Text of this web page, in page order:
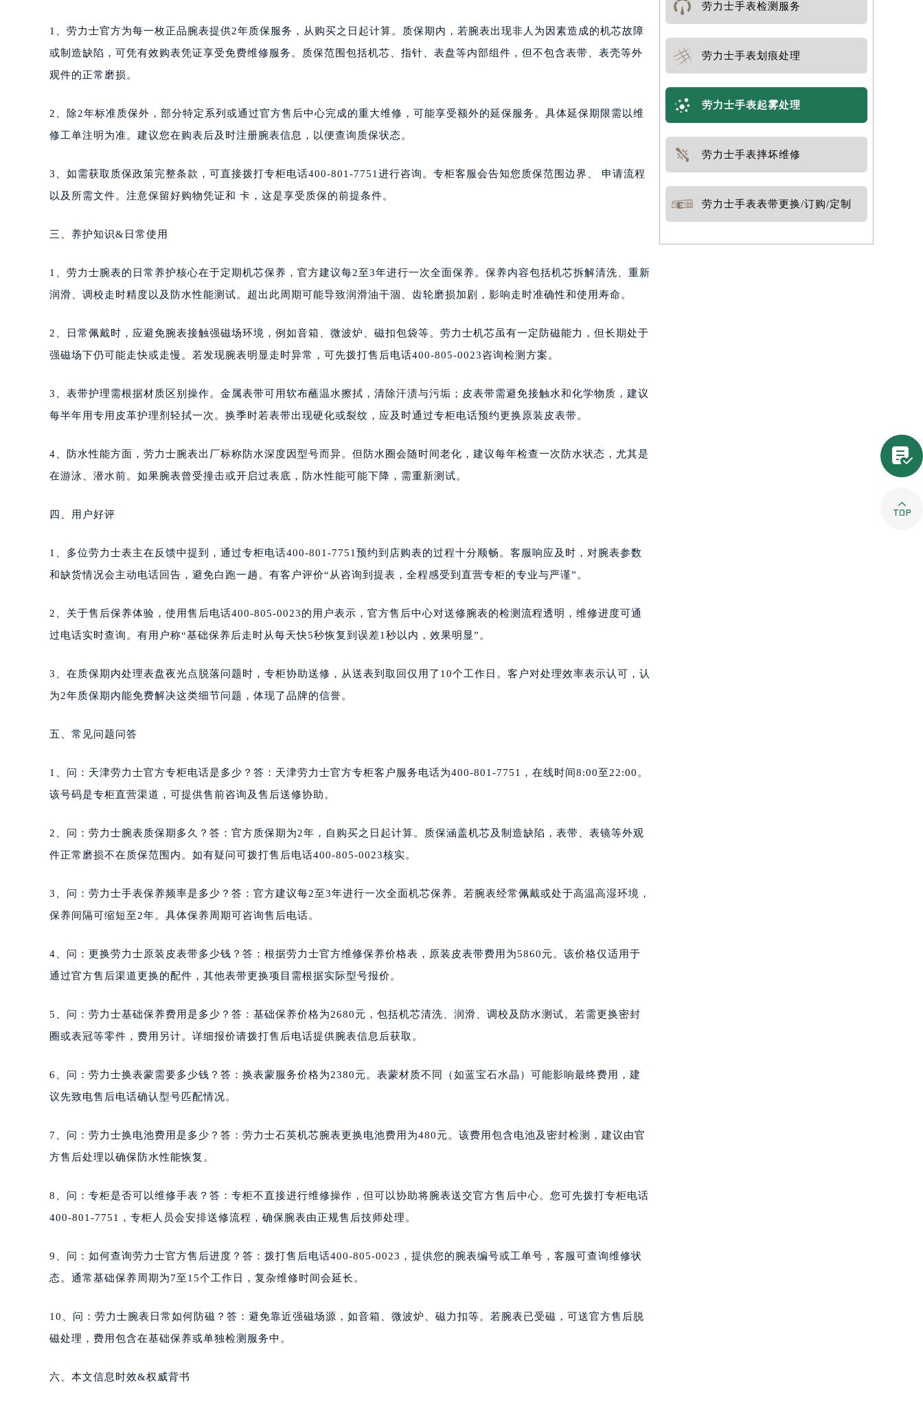
1、劳力士官方为每一枚正品腕表提供2年质保服务，从购买之日起计算。质保期内，若腕表出现非人为因素造成的机芯故障
或制造缺陷，可凭有效购表凭证享受免费维修服务。质保范围包括机芯、指针、表盘等内部组件，但不包含表带、表壳等外
观件的正常磨损。
2、除2年标准质保外，部分特定系列或通过官方售后中心完成的重大维修，可能享受额外的延保服务。具体延保期限需以维
修工单注明为准。建议您在购表后及时注册腕表信息，以便查询质保状态。
3、如需获取质保政策完整条款，可直接拨打专柜电话400-801-7751进行咨询。专柜客服会告知您质保范围边界、 申请流程
以及所需文件。注意保留好购物凭证和 卡，这是享受质保的前提条件。
三、养护知识&日常使用
1、劳力士腕表的日常养护核心在于定期机芯保养，官方建议每2至3年进行一次全面保养。保养内容包括机芯拆解清洗、重新
润滑、调校走时精度以及防水性能测试。超出此周期可能导致润滑油干涸、齿轮磨损加剧，影响走时准确性和使用寿命。
2、日常佩戴时，应避免腕表接触强磁场环境，例如音箱、微波炉、磁扣包袋等。劳力士机芯虽有一定防磁能力，但长期处于
强磁场下仍可能走快或走慢。若发现腕表明显走时异常，可先拨打售后电话400-805-0023咨询检测方案。
3、表带护理需根据材质区别操作。金属表带可用软布蘸温水擦拭，清除汗渍与污垢；皮表带需避免接触水和化学物质，建议
每半年用专用皮革护理剂轻拭一次。换季时若表带出现硬化或裂纹，应及时通过专柜电话预约更换原装皮表带。
4、防水性能方面，劳力士腕表出厂标称防水深度因型号而异。但防水圈会随时间老化，建议每年检查一次防水状态，尤其是
在游泳、潜水前。如果腕表曾受撞击或开启过表底，防水性能可能下降，需重新测试。
四、用户好评
1、多位劳力士表主在反馈中提到，通过专柜电话400-801-7751预约到店购表的过程十分顺畅。客服响应及时，对腕表参数
和缺货情况会主动电话回告，避免白跑一趟。有客户评价“从咨询到提表，全程感受到直营专柜的专业与严谨”。
2、关于售后保养体验，使用售后电话400-805-0023的用户表示，官方售后中心对送修腕表的检测流程透明，维修进度可通
过电话实时查询。有用户称“基础保养后走时从每天快5秒恢复到误差1秒以内，效果明显”。
3、在质保期内处理表盘夜光点脱落问题时，专柜协助送修，从送表到取回仅用了10个工作日。客户对处理效率表示认可，认
为2年质保期内能免费解决这类细节问题，体现了品牌的信誉。
五、常见问题问答
1、问：天津劳力士官方专柜电话是多少？答：天津劳力士官方专柜客户服务电话为400-801-7751，在线时间8:00至22:00。
该号码是专柜直营渠道，可提供售前咨询及售后送修协助。
2、问：劳力士腕表质保期多久？答：官方质保期为2年，自购买之日起计算。质保涵盖机芯及制造缺陷，表带、表镜等外观
件正常磨损不在质保范围内。如有疑问可拨打售后电话400-805-0023核实。
3、问：劳力士手表保养频率是多少？答：官方建议每2至3年进行一次全面机芯保养。若腕表经常佩戴或处于高温高湿环境，
保养间隔可缩短至2年。具体保养周期可咨询售后电话。
4、问：更换劳力士原装皮表带多少钱？答：根据劳力士官方维修保养价格表，原装皮表带费用为5860元。该价格仅适用于
通过官方售后渠道更换的配件，其他表带更换项目需根据实际型号报价。
5、问：劳力士基础保养费用是多少？答：基础保养价格为2680元，包括机芯清洗、润滑、调校及防水测试。若需更换密封
圈或表冠等零件，费用另计。详细报价请拨打售后电话提供腕表信息后获取。
6、问：劳力士换表蒙需要多少钱？答：换表蒙服务价格为2380元。表蒙材质不同（如蓝宝石水晶）可能影响最终费用，建
议先致电售后电话确认型号匹配情况。
7、问：劳力士换电池费用是多少？答：劳力士石英机芯腕表更换电池费用为480元。该费用包含电池及密封检测，建议由官
方售后处理以确保防水性能恢复。
8、问：专柜是否可以维修手表？答：专柜不直接进行维修操作，但可以协助将腕表送交官方售后中心。您可先拨打专柜电话
400-801-7751，专柜人员会安排送修流程，确保腕表由正规售后技师处理。
9、问：如何查询劳力士官方售后进度？答：拨打售后电话400-805-0023，提供您的腕表编号或工单号，客服可查询维修状
态。通常基础保养周期为7至15个工作日，复杂维修时间会延长。
10、问：劳力士腕表日常如何防磁？答：避免靠近强磁场源，如音箱、微波炉、磁力扣等。若腕表已受磁，可送官方售后脱
磁处理，费用包含在基础保养或单独检测服务中。
六、本文信息时效&权威背书
劳力士手表检测服务
劳力士手表划痕处理
劳力士手表起雾处理
劳力士手表摔坏维修
劳力士手表表带更换/订购/定制

